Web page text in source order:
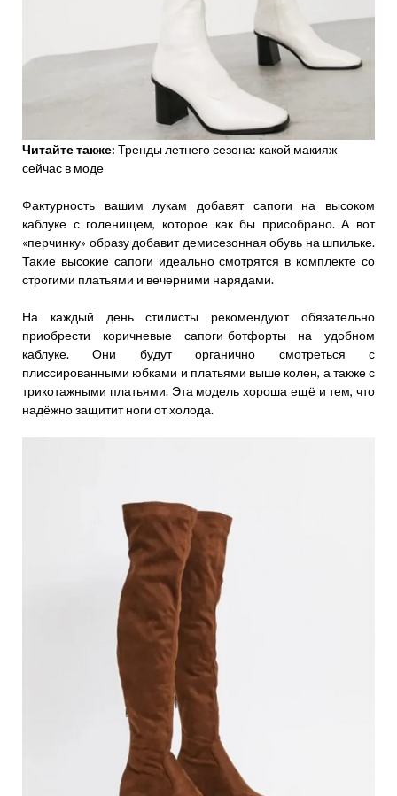
Читайте также: Тренды летнего сезона: какой макияж
сейчас в моде
Фактурность вашим лукам добавят сапоги на высоком
каблуке с голенищем, которое как бы присобрано. А вот
«перчинку» образу добавит демисезонная обувь на шпильке.
Такие высокие сапоги идеально смотрятся в комплекте со
строгими платьями и вечерними нарядами.
На каждый день стилисты рекомендуют обязательно
приобрести коричневые сапоги-ботфорты на удобном
каблуке. Они будут органично смотреться с
плиссированными юбками и платьями выше колен, а также с
трикотажными платьями. Эта модель хороша ещё и тем, что
надёжно защитит ноги от холода.